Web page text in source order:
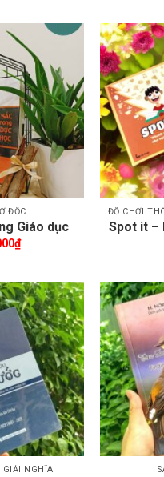
wishlist
ĐỐC
Giáo dục
học
₫
Spot it –
tay,
wishlist
NGHĨA